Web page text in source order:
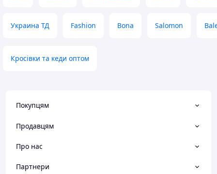
Украина ТД Fashion Bona Salomon
Кросівки та кеди оптом
Покупцям
Продавцям
Про нас
Партнери